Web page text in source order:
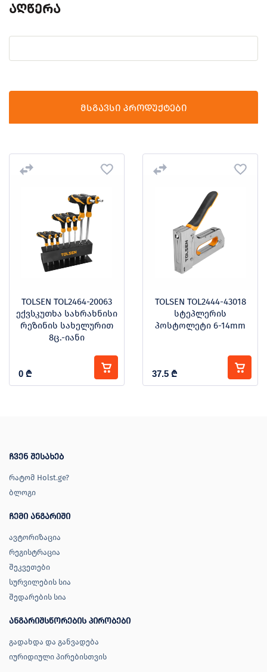
აღწერა
მსგავსი პროდუქტები
TOLSEN TOL2464-20063
ექვსკუთხა სახრახნისი
რეზინის სახელურით
8ც.-იანი
0 ₾
TOLSEN TOL2444-43018
სტეპლერის
პოსტოლეტი 6-14mm
37.5 ₾
ჩვენ შესახებ
რატომ Holst.ge?
ბლოგი
ჩემი ანგარიში
ავტორიზაცია
რეგისტრაცია
შეკვეთები
სურვილების სია
შედარების სია
ანგარიშსწორების პირობები
გადახდა და განვადება
იურიდიული პირებისთვის